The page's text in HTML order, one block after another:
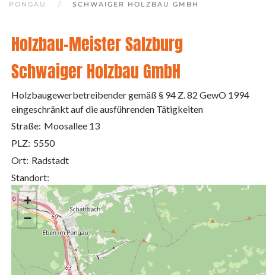
PONGAU
SCHWAIGER HOLZBAU GMBH
Holzbau-Meister Salzburg
Schwaiger Holzbau GmbH
Holzbaugewerbetreibender gemäß § 94 Z. 82 GewO 1994
eingeschränkt auf die ausführenden Tätigkeiten
Straße: Moosallee 13
PLZ: 5550
Ort: Radstadt
Standort:
+
−